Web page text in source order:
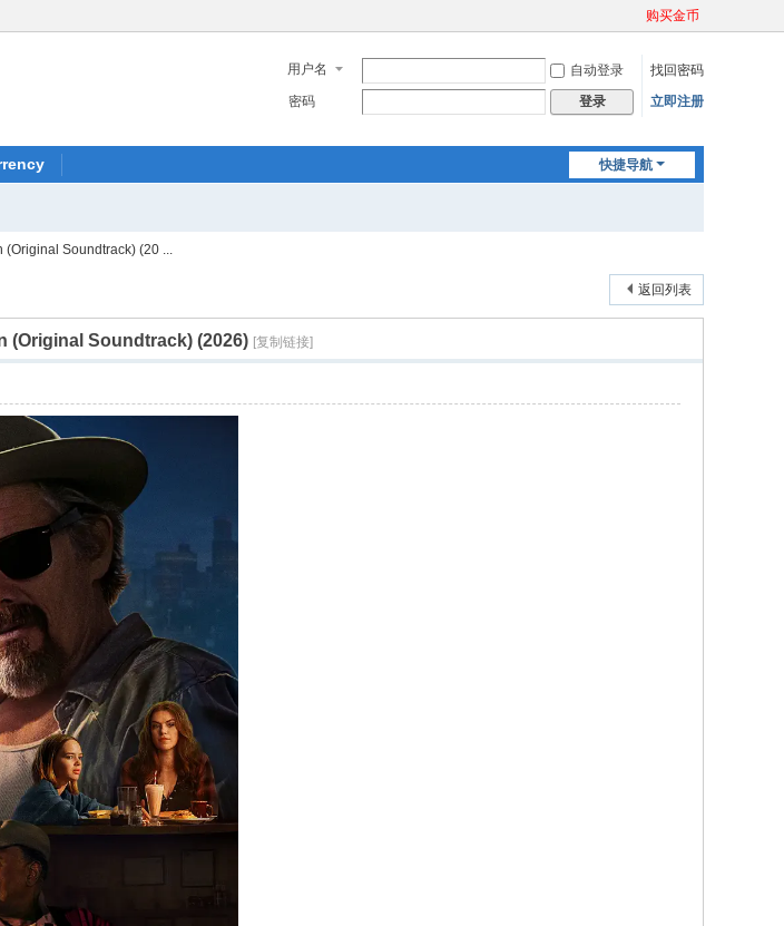
购买金币
用户名 自动登录
找回密码
密码
登录 立即注册
快捷导航
(Original Soundtrack) (20 ...
返回列表
(Original Soundtrack) (2026) [复制链接]